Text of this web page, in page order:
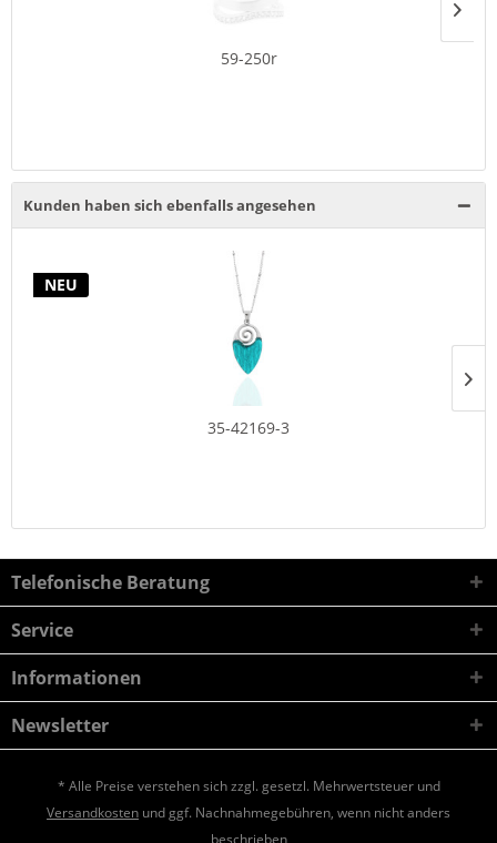
59-250r
Kunden haben sich ebenfalls angesehen
NEU
35-42169-3
Telefonische Beratung
Service
Informationen
Newsletter
* Alle Preise verstehen sich zzgl. gesetzl. Mehrwertsteuer und
Versandkosten und ggf. Nachnahmegebühren, wenn nicht anders